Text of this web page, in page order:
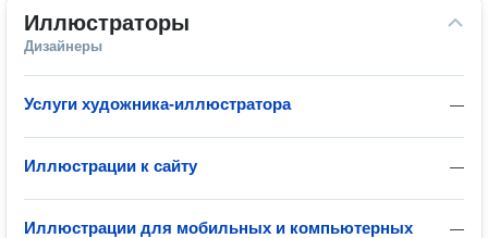
Иллюстраторы
Дизайнеры
—
Услуги художника-иллюстратора
—
Иллюстрации к сайту
—
Иллюстрации для мобильных и компьютерных